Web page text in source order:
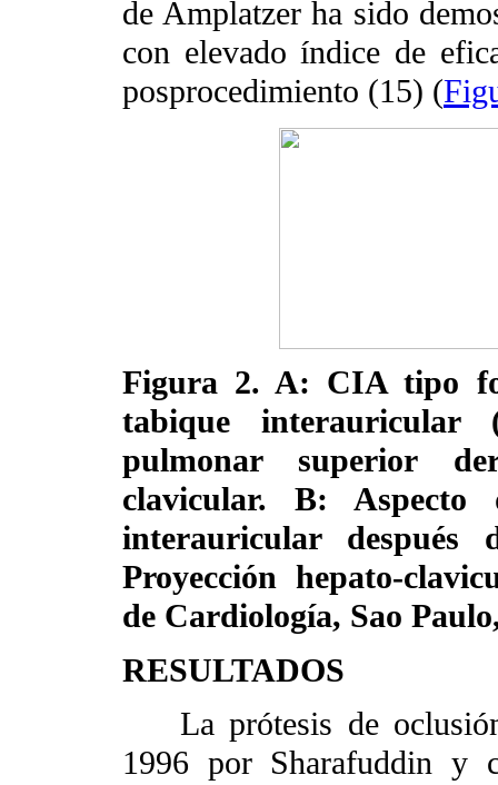
de Amplatzer ha sido
con elevado índice de
posprocedimiento (15) (
Figura 2. A: CIA tipo
tabique interauricular
pulmonar superior
clavicular. B:
interauricular
Proyección hepato-
de Cardiología, Sao
RESULTADOS
La prótesis de oclusión
1996 por Sharafuddin y